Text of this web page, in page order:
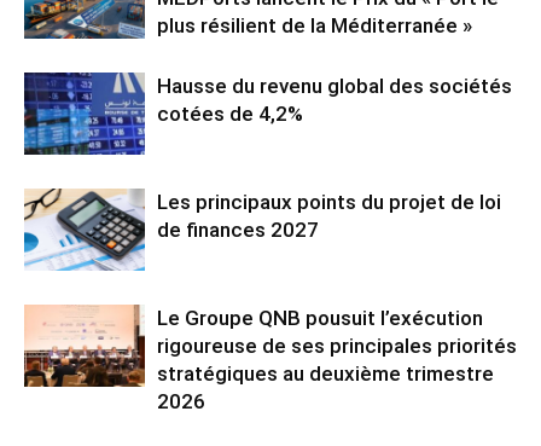
plus résilient de la Méditerranée »
Hausse du revenu global des sociétés
cotées de 4,2%
Les principaux points du projet de loi
de finances 2027
Le Groupe QNB pousuit l’exécution
rigoureuse de ses principales priorités
stratégiques au deuxième trimestre
2026